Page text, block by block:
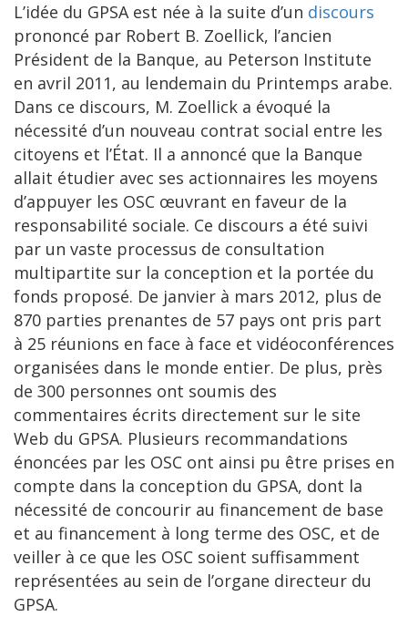
L’idée du GPSA est née à la suite d’un discours
prononcé par Robert B. Zoellick, l’ancien
Président de la Banque, au Peterson Institute
en avril 2011, au lendemain du Printemps arabe.
Dans ce discours, M. Zoellick a évoqué la
nécessité d’un nouveau contrat social entre les
citoyens et l’État. Il a annoncé que la Banque
allait étudier avec ses actionnaires les moyens
d’appuyer les OSC œuvrant en faveur de la
responsabilité sociale. Ce discours a été suivi
par un vaste processus de consultation
multipartite sur la conception et la portée du
fonds proposé. De janvier à mars 2012, plus de
870 parties prenantes de 57 pays ont pris part
à 25 réunions en face à face et vidéoconférences
organisées dans le monde entier. De plus, près
de 300 personnes ont soumis des
commentaires écrits directement sur le site
Web du GPSA. Plusieurs recommandations
énoncées par les OSC ont ainsi pu être prises en
compte dans la conception du GPSA, dont la
nécessité de concourir au financement de base
et au financement à long terme des OSC, et de
veiller à ce que les OSC soient suffisamment
représentées au sein de l’organe directeur du
GPSA.